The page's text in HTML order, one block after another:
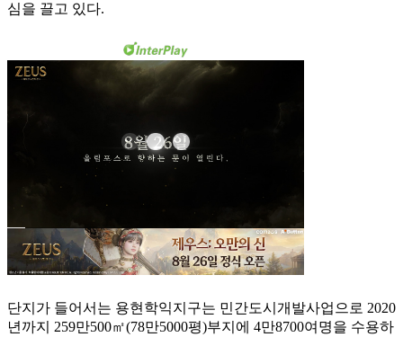
심을 끌고 있다.
단지가 들어서는 용현학익지구는 민간도시개발사업으로 2020
년까지 259만500㎡(78만5000평)부지에 4만8700여명을 수용하